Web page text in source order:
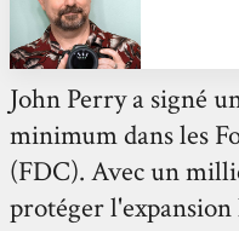
John Perry a signé
minimum dans les
(FDC). Avec un
protéger l'expansion